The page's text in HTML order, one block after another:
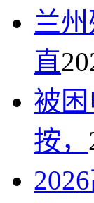
兰
直
被
按，